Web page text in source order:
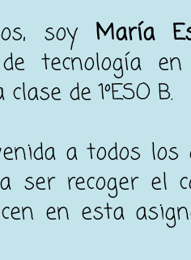
soy María
de tecnología
de 1ºESO B.
a todos
ser recoger el
en esta